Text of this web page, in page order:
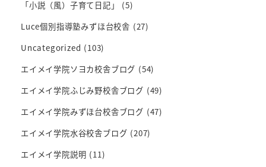
「小説（風）子育て日記」
(5)
Luce個別指導塾みずほ台校舎 (27)
Uncategorized (103)
エイメイ学院ソヨカ校舎ブログ (54)
エイメイ学院ふじみ野校舎ブログ (49)
エイメイ学院みずほ台校舎ブログ (47)
エイメイ学院水谷校舎ブログ (207)
エイメイ学院説明 (11)